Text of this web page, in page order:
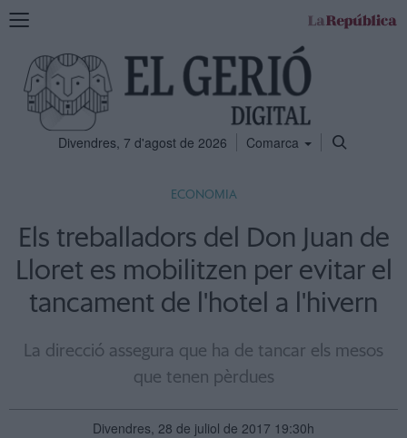
Mostra
navegació
Divendres, 7 d'agost de 2026 Comarca
ECONOMIA
Els treballadors del Don Juan de
Lloret es mobilitzen per evitar el
tancament de l'hotel a l'hivern
La direcció assegura que ha de tancar els mesos
que tenen pèrdues
Divendres, 28 de juliol de 2017 19:30h